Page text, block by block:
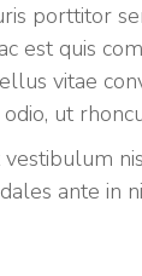
porttitor
est quis
vitae
ut
ante in